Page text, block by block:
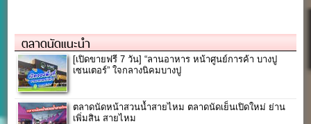
ตลาดนัดแนะนำ
[เปิดขายฟรี 7 วัน] “ลานอาหาร หน้าศูนย์การค้า บางปู
เซนเตอร์” ใจกลางนิคมบางปู
ตลาดนัดหน้าสวนน้ำสายไหม ตลาดนัดเย็นเปิดใหม่ ย่าน
เพิ่มสิน สายไหม